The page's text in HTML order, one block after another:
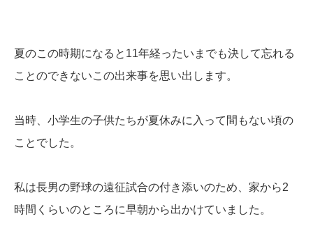
夏のこの時期になると11年経ったいまでも決して忘れる
ことのできないこの出来事を思い出します。
当時、小学生の子供たちが夏休みに入って間もない頃の
ことでした。
私は長男の野球の遠征試合の付き添いのため、家から2
時間くらいのところに早朝から出かけていました。